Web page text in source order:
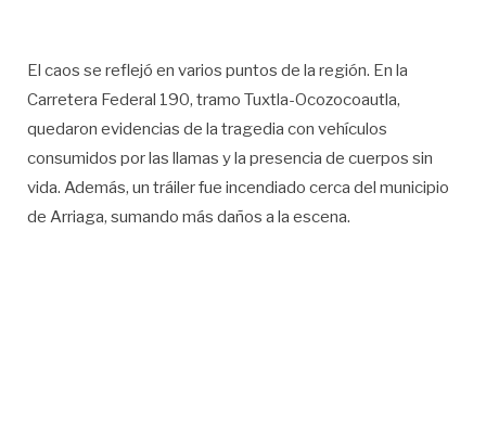
El caos se reflejó en varios puntos de la región. En la
Carretera Federal 190, tramo Tuxtla-Ocozocoautla,
quedaron evidencias de la tragedia con vehículos
consumidos por las llamas y la presencia de cuerpos sin
vida. Además, un tráiler fue incendiado cerca del municipio
de Arriaga, sumando más daños a la escena.